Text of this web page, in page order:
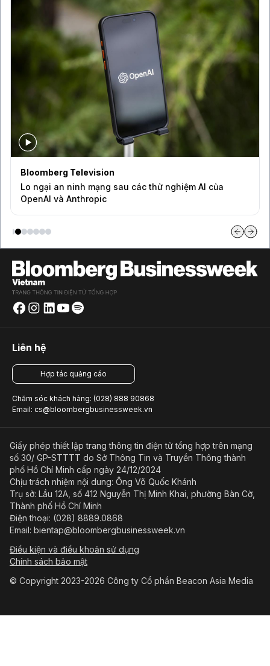
Bloomberg Television
Lo ngại an ninh mạng sau các thử nghiệm AI của
OpenAI và Anthropic
Liên hệ
Hợp tác quảng cáo
Chăm sóc khách hàng: (028) 888 90868
Email: cs@bloombergbusinessweek.vn
Giấy phép thiết lập trang thông tin điện tử tổng hợp trên mạng
số 30/ GP-STTTT do Sở Thông Tin và Truyền Thông thành
phố Hồ Chí Minh cấp ngày 24/12/2024
Chịu trách nhiệm nội dung: Ông Võ Quốc Khánh
Trụ sở: Lầu 12A, số 412 Nguyễn Thị Minh Khai, phường Bàn Cờ,
Thành phố Hồ Chí Minh
Điện thoại: (028) 8889.0868
Email: bientap@bloombergbusinessweek.vn
Điều kiện và điều khoản sử dụng
Chính sách bảo mật
© Copyright 2023-2026 Công ty Cổ phần Beacon Asia Media